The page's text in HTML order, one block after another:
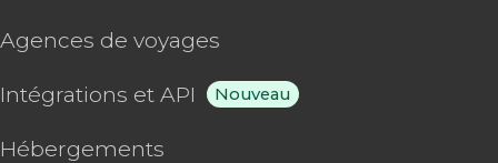
Agences de voyages
Intégrations et API Nouveau
Hébergements